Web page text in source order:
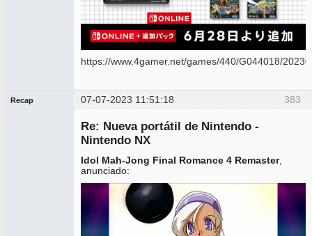
https://www.4gamer.net/games/440/G044018/
383
Recap 07-07-2023 11:51:18
Re: Nueva portátil de Nintendo -
Nintendo NX
Idol Mah-Jong Final Romance 4 Remaster,
anunciado: